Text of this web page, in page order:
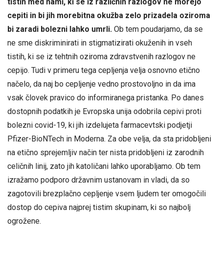
cepiti in bi jih morebitna okužba zelo prizadela oziroma
bi zaradi bolezni lahko umrli. Ob tem poudarjamo, da se
ne sme diskriminirati in stigmatizirati okuženih in vseh
tistih, ki se iz tehtnih oziroma zdravstvenih razlogov ne
cepijo. Tudi v primeru tega cepljenja velja osnovno etično
načelo, da naj bo cepljenje vedno prostovoljno in da ima
vsak človek pravico do informiranega pristanka. Po danes
dostopnih podatkih je Evropska unija odobrila cepivi proti
bolezni covid-19, ki jih izdelujeta farmacevtski podjetji
Pfizer-BioNTech in Moderna. Za obe velja, da sta pridobljeni
na etično sprejemljiv način ter nista pridobljeni iz zarodnih
celičnih linij, zato jih katoličani lahko uporabljamo. Ob tem
izražamo podporo državnim ustanovam in vladi, da so
zagotovili brezplačno cepljenje vsem ljudem ter omogočili
dostop do cepiva najprej tistim skupinam, ki so najbolj
ogrožene.